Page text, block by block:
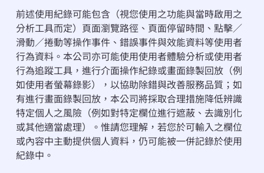
前述使用紀錄可能包含（視您使用之功能與當時啟用之
分析工具而定）頁面瀏覽路徑、頁面停留時間、點擊／
滑動／捲動等操作事件、錯誤事件與效能資料等使用者
行為資料。本公司亦可能使用使用者體驗分析或使用者
行為追蹤工具，進行介面操作紀錄或畫面錄製回放（例
如使用者螢幕錄影），以協助除錯與改善服務品質；如
有進行畫面錄製回放，本公司將採取合理措施降低辨識
特定個人之風險（例如對特定欄位進行遮蔽、去識別化
或其他適當處理）。惟請您理解，若您於可輸入之欄位
或內容中主動提供個人資料，仍可能被一併記錄於使用
紀錄中。